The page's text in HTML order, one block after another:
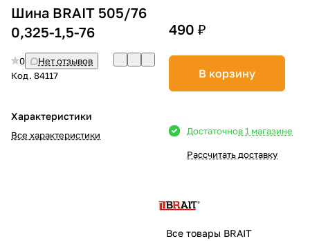
Шина BRAIT 505/76
0,325-1,5-76
0
Нет отзывов
Код. 84117
Характеристики
Все характеристики
490 ₽
В корзину
Достаточнов 1 магазине
Рассчитать доставку
Все товары BRAIT
График платежей
Сегодня
25%
в корзину
% картой любого банка